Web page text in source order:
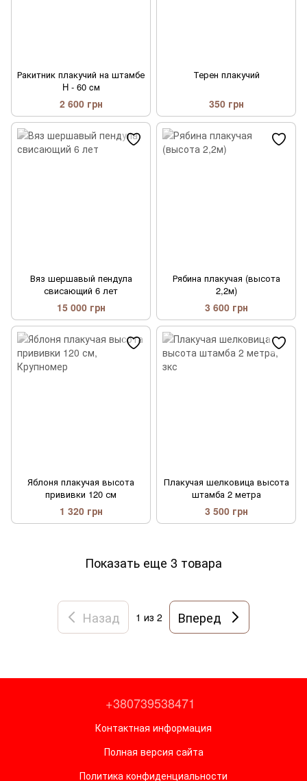
Ракитник плакучий на штамбе
H - 60 cм
2 600 грн
Терен плакучий
350 грн
Вяз шершавый пендула
свисающий 6 лет
15 000 грн
Рябина плакучая (высота
2,2м)
3 600 грн
Яблоня плакучая высота
прививки 120 см
1 320 грн
Плакучая шелковица высота
штамба 2 метра
3 500 грн
Показать еще 3 товара
Назад 1 из 2 Вперед
+380739538471
Контактная информация
Полная версия сайта
Политика конфиденциальности